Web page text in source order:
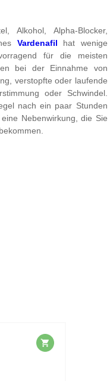
Alkohol, Alpha-Blocker,
Vardenafil hat wenige
für die meisten
bei der Einnahme von
verstopfte oder laufende
oder Schwindel.
nach ein paar Stunden
Nebenwirkung, die Sie